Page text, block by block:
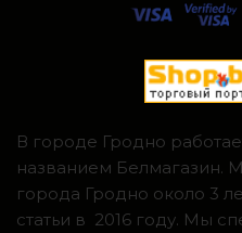
В городе Гродно
названием Белмагазин.
города Гродно около 3
статьи в 2016 году. Мы